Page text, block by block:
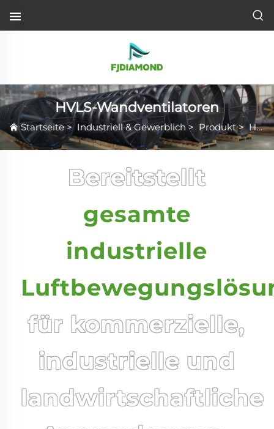
HVLS-Wandventilatoren
Startseite> Industriell & Gewerblich> Produkt> HVLS-Wandventilatoren
Bereitstellt
gesamte
industrielle
für kommerzielle,
industrielle und
landwirtschaftliche